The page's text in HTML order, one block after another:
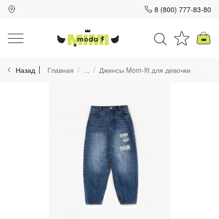
8 (800) 777-83-80
Назад Главная ... Джинсы Mom-fit для девочки
Для клиентов всех банков
Разбейте
без переплат
График платежей